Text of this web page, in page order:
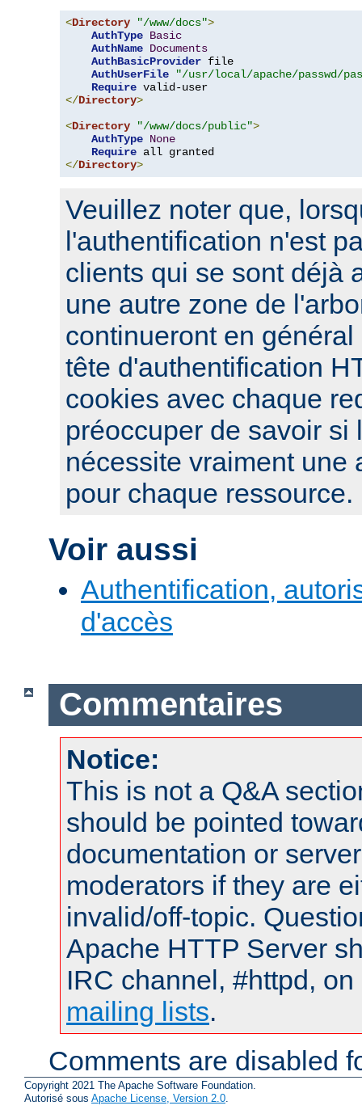
<Directory "/www/docs">
AuthType Basic
AuthName Documents
AuthBasicProvider file
AuthUserFile
"/usr/local/apache/passwd/
Require
</Directory>
<Directory "/www/docs/public">
AuthType None
Require
</Directory>
Veuillez noter que,
l'authentification n'est
clients qui se sont déjà
une autre zone de
continueront en
tête d'authentification
cookies avec chaque
préoccuper de savoir si
nécessite vraiment une
pour chaque ressource.
Voir aussi
Authentification,
d'accès
Commentaires
Notice:
This is not a Q&A
should be pointed
documentation or
moderators if they are
invalid/off-topic.
Apache HTTP Server
IRC channel, #httpd,
mailing lists.
Comments are disabled
Copyright 2021 The Apache Software Foundation.
Autorisé sous Apache License, Version 2.0.